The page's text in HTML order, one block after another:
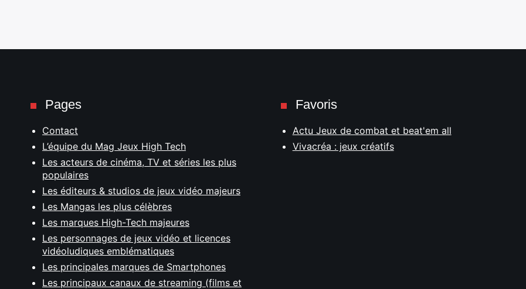
Pages
Contact
L’équipe du Mag Jeux High Tech
Les acteurs de cinéma, TV et séries les plus
populaires
Les éditeurs & studios de jeux vidéo majeurs
Les Mangas les plus célèbres
Les marques High-Tech majeures
Les personnages de jeux vidéo et licences
vidéoludiques emblématiques
Les principales marques de Smartphones
Les principaux canaux de streaming (films et
Favoris
Actu Jeux de combat et beat'em all
Vivacréa : jeux créatifs